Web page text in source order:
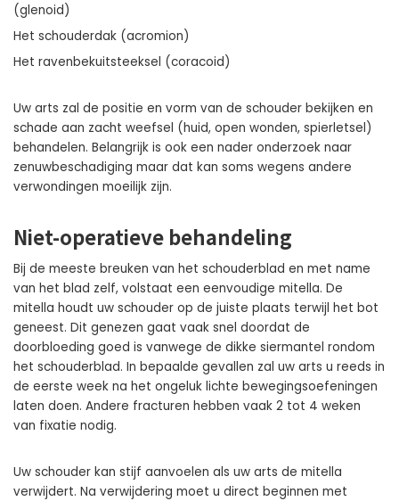
(glenoid)
Het schouderdak (acromion)
Het ravenbekuitsteeksel (coracoid)
Uw arts zal de positie en vorm van de schouder bekijken en
schade aan zacht weefsel (huid, open wonden, spierletsel)
behandelen. Belangrijk is ook een nader onderzoek naar
zenuwbeschadiging maar dat kan soms wegens andere
verwondingen moeilijk zijn.
Niet-operatieve behandeling
Bij de meeste breuken van het schouderblad en met name
van het blad zelf, volstaat een eenvoudige mitella. De
mitella houdt uw schouder op de juiste plaats terwijl het bot
geneest. Dit genezen gaat vaak snel doordat de
doorbloeding goed is vanwege de dikke siermantel rondom
het schouderblad. In bepaalde gevallen zal uw arts u reeds in
de eerste week na het ongeluk lichte bewegingsoefeningen
laten doen. Andere fracturen hebben vaak 2 tot 4 weken
van fixatie nodig.
Uw schouder kan stijf aanvoelen als uw arts de mitella
verwijdert. Na verwijdering moet u direct beginnen met